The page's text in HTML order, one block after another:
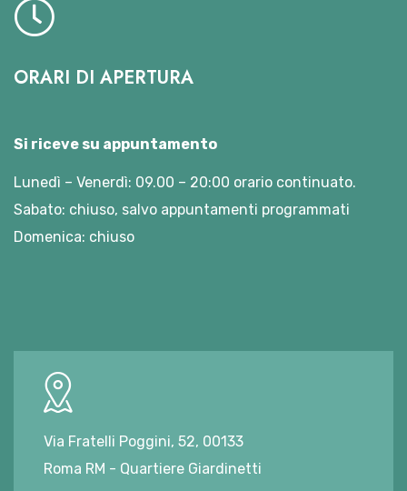
ORARI DI APERTURA
Si riceve su appuntamento
Lunedì – Venerdì: 09.00 – 20:00 orario continuato.
Sabato: chiuso, salvo appuntamenti programmati
Domenica: chiuso
Via Fratelli Poggini, 52, 00133
Roma RM - Quartiere Giardinetti